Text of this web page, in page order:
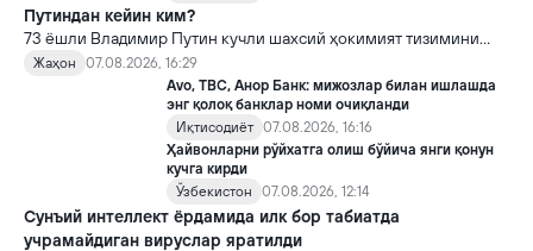
Путиндан кейин ким?
73 ёшли Владимир Путин кучли шахсий ҳокимият тизимини
яратди, аммо ундан кейин ким келиши ва ҳокимиятни
топшириш механизми ҳали ноаниқ. Таҳлилчилар фикрича, бу
Кремлда ворислик жангига олиб келиши мумкин.
Жаҳон
07.08.2026, 16:29
Avo, TBC, Анор Банк: мижозлар билан ишлашда
энг қолоқ банклар номи очиқланди
Иқтисодиёт 07.08.2026, 16:16
Ҳайвонларни рўйхатга олиш бўйича янги қонун
кучга кирди
Ўзбекистон
07.08.2026, 12:14
Сунъий интеллект ёрдамида илк бор табиатда
учрамайдиган вируслар яратилди